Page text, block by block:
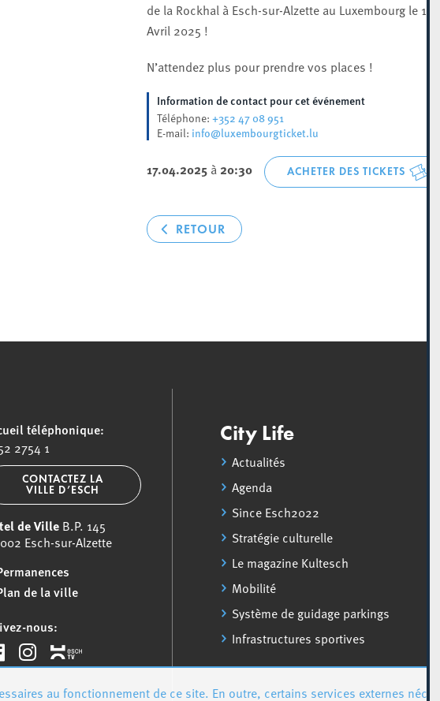
de la Rockhal à Esch-sur-Alzette au Luxembourg le 17
Avril 2025 !
N’attendez plus pour prendre vos places !
Information de contact pour cet événement
Téléphone: +352 47 08 951
E-mail: info@luxembourgticket.lu
17.04.2025à 20:30 ACHETER DES TICKETS
RETOUR
téléphonique:
2754 1
CONTACTEZ LA
VILLE D’ESCH
de Ville B.P. 145
Esch-sur-Alzette
de la ville
nous:
City Life
Actualités
Agenda
Since Esch2022
Stratégie culturelle
Le magazine Kultesch
Mobilité
Système de guidage parkings
Infrastructures sportives
au fonctionnement de ce site. En outre, certains services externes